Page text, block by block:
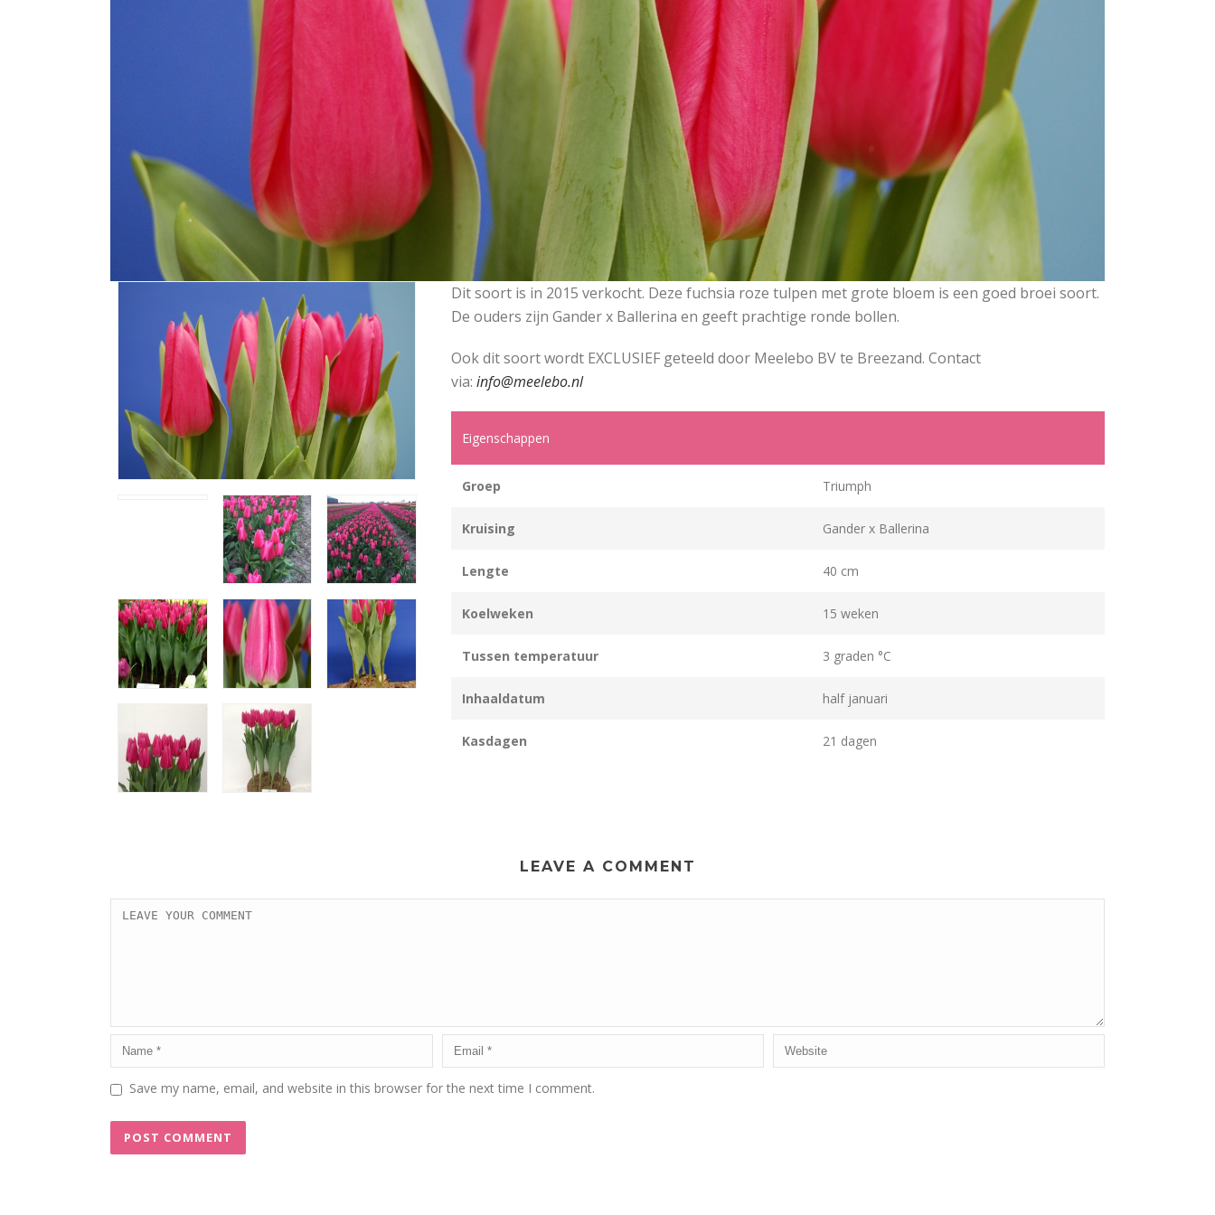
Dit soort is in 2015 verkocht. Deze fuchsia roze tulpen met grote bloem is een goed broei soort.
De ouders zijn Gander x Ballerina en geeft prachtige ronde bollen.
Ook dit soort wordt EXCLUSIEF geteeld door Meelebo BV te Breezand. Contact
via: info@meelebo.nl
Eigenschappen
Groep Triumph
Kruising Gander x Ballerina
Lengte 40 cm
Koelweken 15 weken
Tussen temperatuur 3 graden °C
Inhaaldatum half januari
Kasdagen 21 dagen
LEAVE A COMMENT
Save my name, email, and website in this browser for the next time I comment.